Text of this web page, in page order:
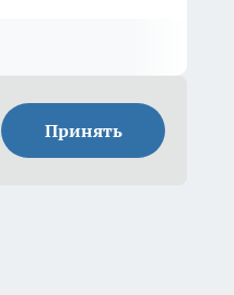
Принять